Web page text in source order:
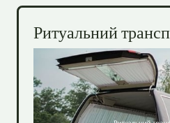
Ритуальний